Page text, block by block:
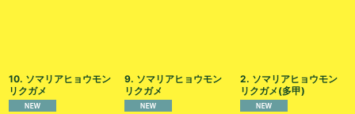
10. ソマリアヒョウモン
リクガメ
9. ソマリアヒョウモン
リクガメ
2. ソマリアヒョウモン
リクガメ(多甲)